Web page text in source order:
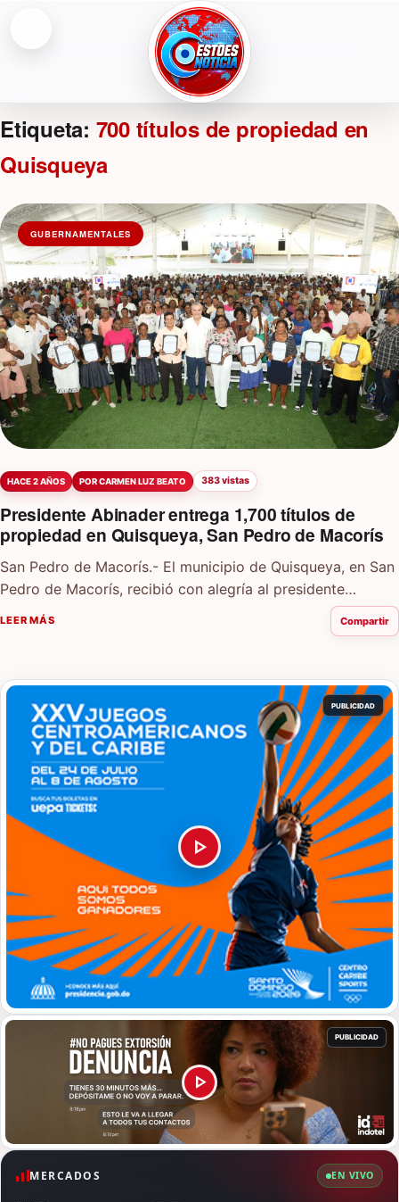
ESTOESNOTICIA|NOTICIAS
Etiqueta: 700 títulos de propiedad en
Quisqueya
GUBERNAMENTALES
HACE 2 AÑOS POR CARMEN LUZ BEATO 383 vistas
Presidente Abinader entrega 1,700 títulos de
propiedad en Quisqueya, San Pedro de Macorís
San Pedro de Macorís.- El municipio de Quisqueya, en San
Pedro de Macorís, recibió con alegría al presidente
Abinader, quien encabezó la entrega de 1,700…
LEER MÁS Compartir
MERCADOS EN VIVO